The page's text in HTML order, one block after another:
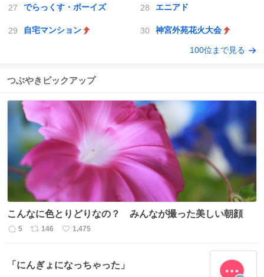
でらっくす・ボーイズ エニアド
自宅マンション 神宮外苑花火大会
100位まで見る
つぶやきピックアップ
こんなに色とりどりなの？ みんなが撮った美しい朝顔
返
数
5
リ
ス
ト
146
い
ね
数
1,475
「にんぎょになっちゃった」